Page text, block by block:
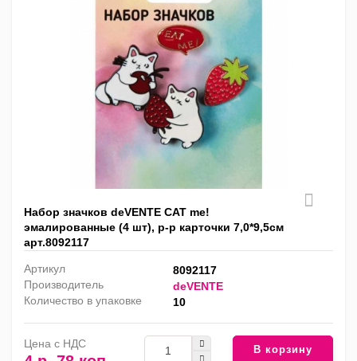
Набор значков deVENTE CAT me!
эмалированные (4 шт), р-р карточки 7,0*9,5см
арт.8092117
Артикул
8092117
Производитель
deVENTE
Количество в упаковке
10
Цена с НДС В корзину